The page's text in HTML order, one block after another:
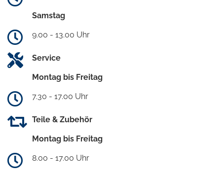
Samstag
9.00 - 13.00 Uhr
Service
Montag bis Freitag
7.30 - 17.00 Uhr
Teile & Zubehör
Montag bis Freitag
8.00 - 17.00 Uhr